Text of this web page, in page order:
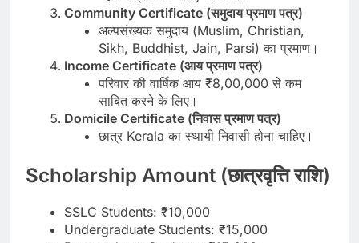
Community Certificate (समुदाय प्रमाण पत्र)
अल्पसंख्यक समुदाय (Muslim, Christian,
Sikh, Buddhist, Jain, Parsi) का प्रमाण।
Income Certificate (आय प्रमाण पत्र)
परिवार की वार्षिक आय ₹8,00,000 से कम
साबित करने के लिए।
Domicile Certificate (निवास प्रमाण पत्र)
छात्र Kerala का स्थायी निवासी होना चाहिए।
Scholarship Amount (छात्रवृत्ति राशि)
SSLC Students: ₹10,000
Undergraduate Students: ₹15,000